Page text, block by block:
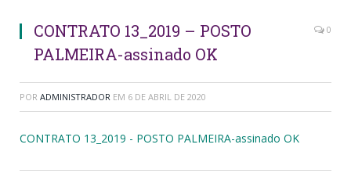
CONTRATO 13_2019 – POSTO
PALMEIRA-assinado OK
0
POR ADMINISTRADOR EM 6 DE ABRIL DE 2020
CONTRATO 13_2019 - POSTO PALMEIRA-assinado OK